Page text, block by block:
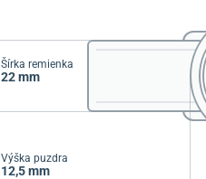
Šírka remienka
22 mm
Výška puzdra
12,5 mm